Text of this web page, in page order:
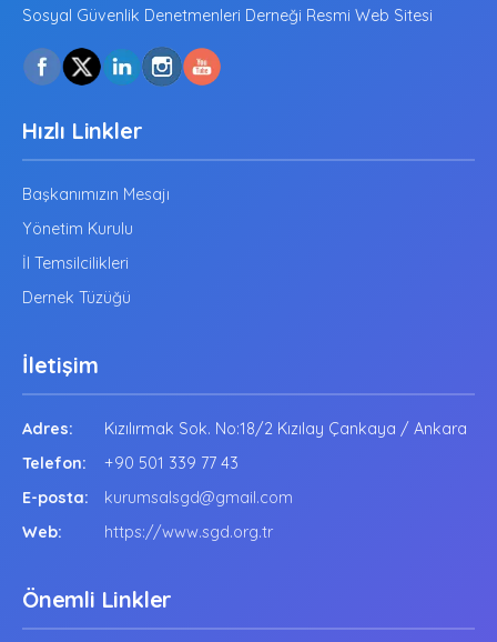
Sosyal Güvenlik Denetmenleri Derneği Resmi Web Sitesi
Hızlı Linkler
Başkanımızın Mesajı
Yönetim Kurulu
İl Temsilcilikleri
Dernek Tüzüğü
İletişim
Adres:
Kızılırmak Sok. No:18/2 Kızılay Çankaya / Ankara
Telefon:
+90 501 339 77 43
E-posta:
kurumsalsgd@gmail.com
Web:
https://www.sgd.org.tr
Önemli Linkler